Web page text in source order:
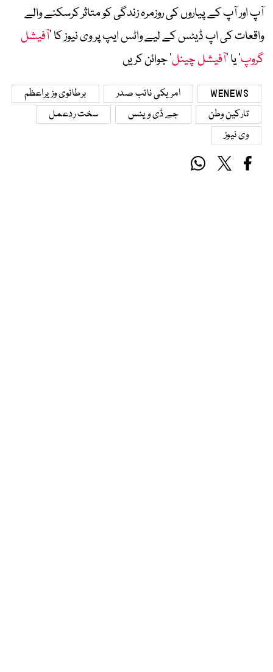
آپ اور آپ کے پیاروں کی روزمرہ زندگی کو متاثر کرسکنے والے
واقعات کی اپ ڈیٹس کے لیے واٹس ایپ پر وی نیوز کا ’آفیشل
گروپ‘ یا ’آفیشل چینل‘ جوائن کریں
WENEWS امریکی نائب صدر
برطانوی وزیراعظم
تارکین وطن
جے ڈی وینس
سخت ردعمل
وی نیوز